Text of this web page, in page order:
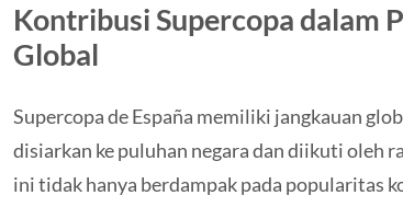
Kontribusi Supercopa dalam
Global
Supercopa de España memiliki jangkauan
disiarkan ke puluhan negara dan diikuti oleh
ini tidak hanya berdampak pada popularitas